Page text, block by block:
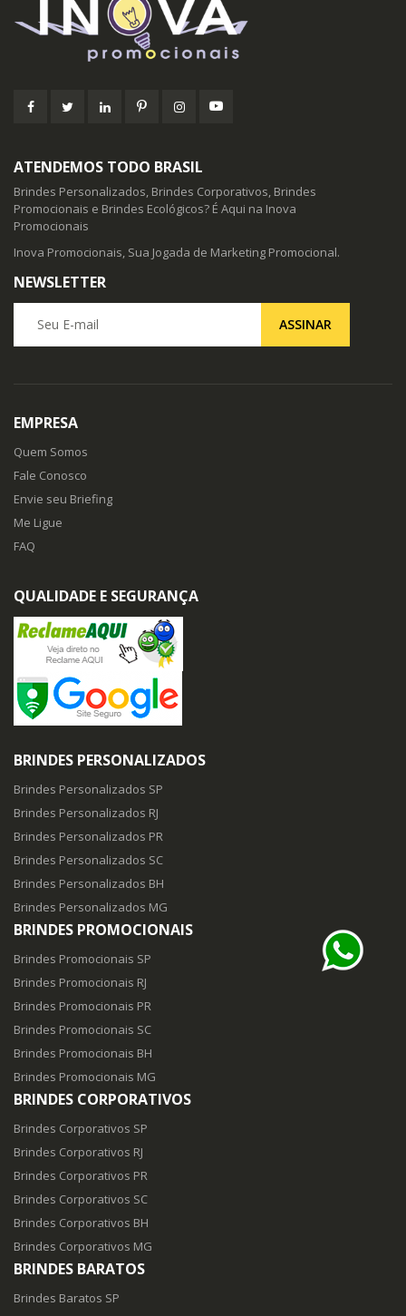
ATENDEMOS TODO BRASIL
Brindes Personalizados, Brindes Corporativos, Brindes
Promocionais e Brindes Ecológicos? É Aqui na Inova
Promocionais
Inova Promocionais, Sua Jogada de Marketing Promocional.
NEWSLETTER
ASSINAR
EMPRESA
Quem Somos
Fale Conosco
Envie seu Briefing
Me Ligue
FAQ
QUALIDADE E SEGURANÇA
BRINDES PERSONALIZADOS
Brindes Personalizados SP
Brindes Personalizados RJ
Brindes Personalizados PR
Brindes Personalizados SC
Brindes Personalizados BH
Brindes Personalizados MG
BRINDES PROMOCIONAIS
Brindes Promocionais SP
Brindes Promocionais RJ
Brindes Promocionais PR
Brindes Promocionais SC
Brindes Promocionais BH
Brindes Promocionais MG
BRINDES CORPORATIVOS
Brindes Corporativos SP
Brindes Corporativos RJ
Brindes Corporativos PR
Brindes Corporativos SC
Brindes Corporativos BH
Brindes Corporativos MG
BRINDES BARATOS
Brindes Baratos SP